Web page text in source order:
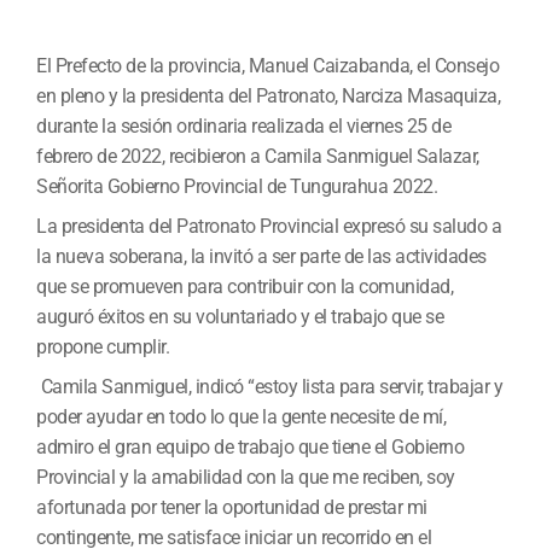
El Prefecto de la provincia, Manuel Caizabanda, el Consejo
en pleno y la presidenta del Patronato, Narciza Masaquiza,
durante la sesión ordinaria realizada el viernes 25 de
febrero de 2022, recibieron a Camila Sanmiguel Salazar,
Señorita Gobierno Provincial de Tungurahua 2022.
La presidenta del Patronato Provincial expresó su saludo a
la nueva soberana, la invitó a ser parte de las actividades
que se promueven para contribuir con la comunidad,
auguró éxitos en su voluntariado y el trabajo que se
propone cumplir.
Camila Sanmiguel, indicó “estoy lista para servir, trabajar y
poder ayudar en todo lo que la gente necesite de mí,
admiro el gran equipo de trabajo que tiene el Gobierno
Provincial y la amabilidad con la que me reciben, soy
afortunada por tener la oportunidad de prestar mi
contingente, me satisface iniciar un recorrido en el